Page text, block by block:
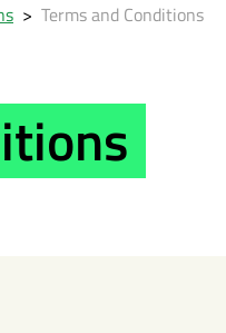
> Terms and Conditions